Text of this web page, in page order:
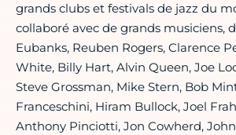
grands clubs et festivals de jazz du
collaboré avec de grands musiciens,
Eubanks, Reuben Rogers, Clarence
White, Billy Hart, Alvin Queen, Joe
Steve Grossman, Mike Stern, Bob
Franceschini, Hiram Bullock, Joel
Anthony Pinciotti, Jon Cowherd,